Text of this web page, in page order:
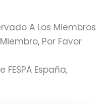
A Los Miembros
Por Favor
FESPA España,